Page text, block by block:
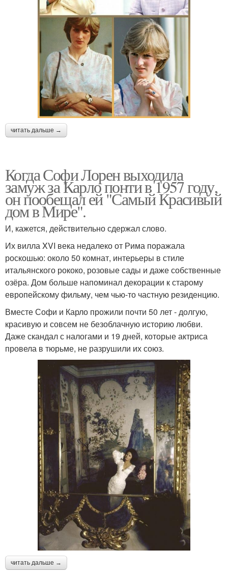
читать дальше →
Когда Софи Лорен выходила
замуж за Карло понти в 1957 году,
он пообещал ей "Самый Красивый
дом в Мире".
И, кажется, действительно сдержал слово.
Их вилла XVI века недалеко от Рима поражала
роскошью: около 50 комнат, интерьеры в стиле
итальянского рококо, розовые сады и даже собственные
озёра. Дом больше напоминал декорации к старому
европейскому фильму, чем чью-то частную резиденцию.
Вместе Софи и Карло прожили почти 50 лет - долгую,
красивую и совсем не безоблачную историю любви.
Даже скандал с налогами и 19 дней, которые актриса
провела в тюрьме, не разрушили их союз.
читать дальше →